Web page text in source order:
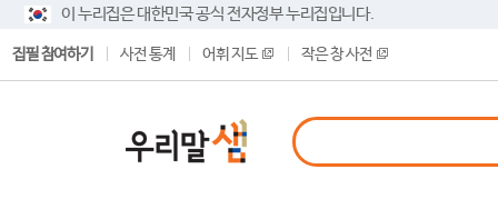
이 누리집은 대한민국 공식 전자정부 누리집입니다.
집필 참여하기 사전 통계 어휘 지도 작은 창 사전